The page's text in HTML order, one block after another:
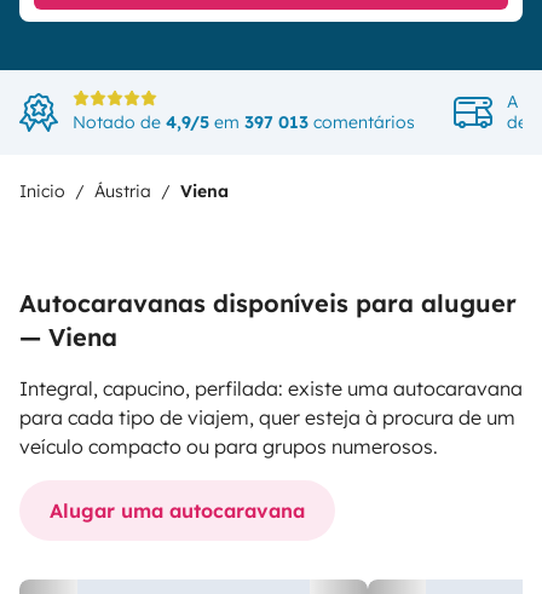
Notado de 4,9/5 em 397 013 comentários
A
de
Inicio Áustria Viena
Autocaravanas disponíveis para aluguer
— Viena
Integral, capucino, perfilada: existe uma autocaravana
para cada tipo de viajem, quer esteja à procura de um
veículo compacto ou para grupos numerosos.
Alugar uma autocaravana